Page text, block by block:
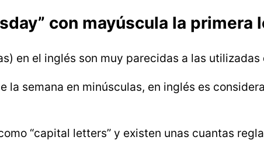
con mayúscula la primera
en el inglés son muy parecidas a las utilizadas
la semana en minúsculas, en inglés es
“capital letters” y existen unas cuantas